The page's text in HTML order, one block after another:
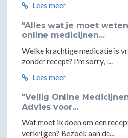
Lees meer
"Alles wat je moet
online medicijnen...
Welke krachtige medicatie is
zonder recept? I'm sorry, I...
Lees meer
"Veilig Online
Advies voor...
Wat moet ik doen om een
verkrijgen? Bezoek aan de...